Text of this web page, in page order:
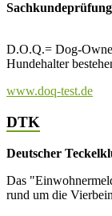
D.O.Q.= Dog-
Hundehalter
www.doq-test.de
DTK
Deutscher
Das
rund um die